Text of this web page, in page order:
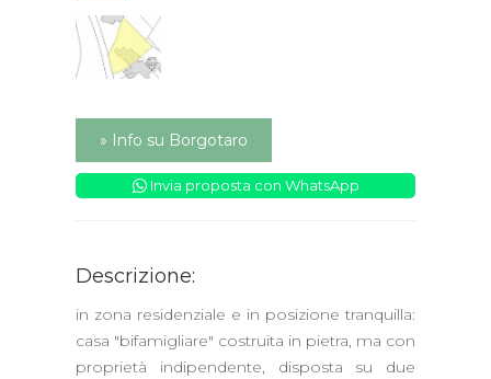
» Info su Borgotaro
Invia proposta con WhatsApp
Descrizione:
in zona residenziale e in posizione tranquilla:
casa "bifamigliare" costruita in pietra, ma con
proprietà indipendente, disposta su due